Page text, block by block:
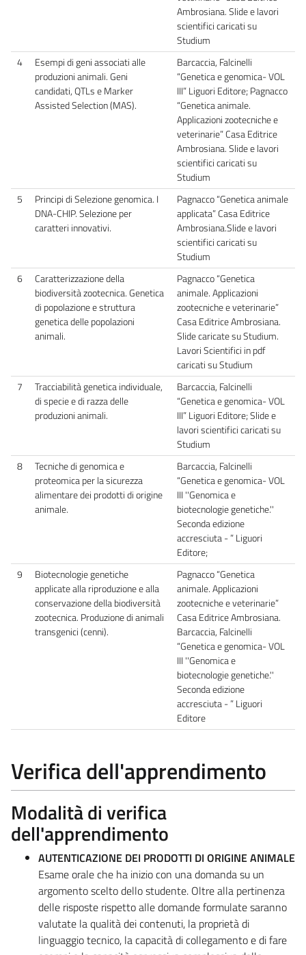
Ambrosiana. Slide e lavori
scientifici caricati su
Studium
4
Esempi di geni associati alle
produzioni animali. Geni
candidati, QTLs e Marker
Assisted Selection (MAS).
Barcaccia, Falcinelli
“Genetica e genomica- VOL
III” Liguori Editore; Pagnacco
“Genetica animale.
Applicazioni zootecniche e
veterinarie” Casa Editrice
Ambrosiana. Slide e lavori
scientifici caricati su
Studium
5
Principi di Selezione genomica. I
DNA-CHIP. Selezione per
caratteri innovativi.
Pagnacco “Genetica animale
applicata” Casa Editrice
Ambrosiana.Slide e lavori
scientifici caricati su
Studium
6
Caratterizzazione della
biodiversità zootecnica. Genetica
di popolazione e struttura
genetica delle popolazioni
animali.
Pagnacco “Genetica
animale. Applicazioni
zootecniche e veterinarie”
Casa Editrice Ambrosiana.
Slide caricate su Studium.
Lavori Scientifici in pdf
caricati su Studium
7
Tracciabilità genetica individuale,
di specie e di razza delle
produzioni animali.
Barcaccia, Falcinelli
“Genetica e genomica- VOL
III” Liguori Editore; Slide e
lavori scientifici caricati su
Studium
8
Tecniche di genomica e
proteomica per la sicurezza
alimentare dei prodotti di origine
animale.
Barcaccia, Falcinelli
“Genetica e genomica- VOL
III ''Genomica e
biotecnologie genetiche.''
Seconda edizione
accresciuta - ” Liguori
Editore;
9
Biotecnologie genetiche
applicate alla riproduzione e alla
conservazione della biodiversità
zootecnica. Produzione di animali
transgenici (cenni).
Pagnacco “Genetica
animale. Applicazioni
zootecniche e veterinarie”
Casa Editrice Ambrosiana.
Barcaccia, Falcinelli
“Genetica e genomica- VOL
III ''Genomica e
biotecnologie genetiche.''
Seconda edizione
accresciuta - ” Liguori
Editore
Verifica dell'apprendimento
Modalità di verifica
dell'apprendimento
AUTENTICAZIONE DEI PRODOTTI DI ORIGINE ANIMALE
Esame orale che ha inizio con una domanda su un
argomento scelto dello studente. Oltre alla pertinenza
delle risposte rispetto alle domande formulate saranno
valutate la qualità dei contenuti, la proprietà di
linguaggio tecnico, la capacità di collegamento e di fare